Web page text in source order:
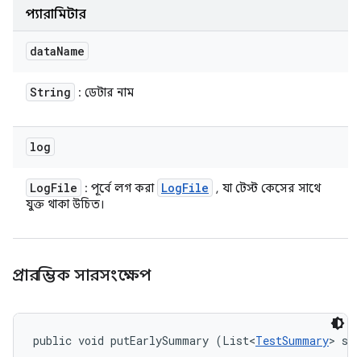
প্যারামিটার
dataName
String : ডেটার নাম
log
LogFile : পূর্বে লগ করা LogFile
, যা টেস্ট কেসের সাথে
যুক্ত থাকা উচিত।
প্রারম্ভিক সারসংক্ষেপ
public void putEarlySummary (List<TestSummary>